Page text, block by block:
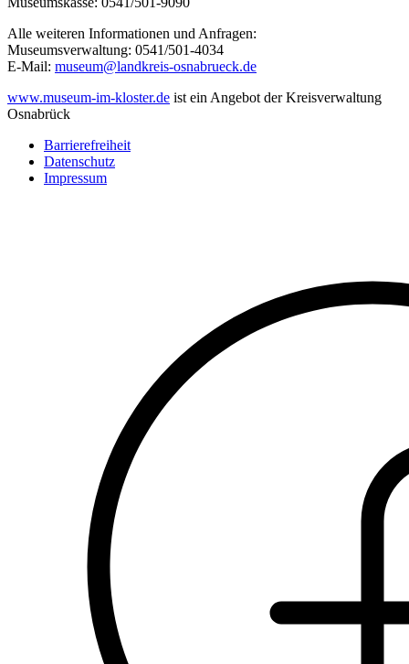
Alle weiteren Informationen und Anfragen:
Museumsverwaltung: 0541/501-4034
E-Mail: museum@landkreis-osnabrueck.de
www.museum-im-kloster.de ist ein Angebot der Kreisverwaltung
Osnabrück
Fußzeile
Barrierefreiheit
Datenschutz
Impressum